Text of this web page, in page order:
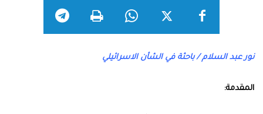
نور عبد السلام / باحثة في الشأن الاسرائيلي
المقدمة: